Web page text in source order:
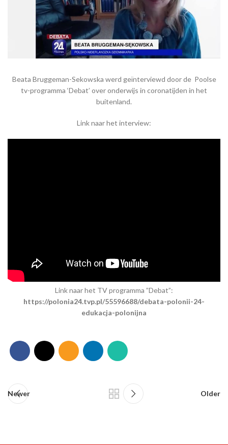
Beata Bruggeman-Sekowska werd geïnterviewd door de Poolse
tv-programma ‘Debat’ over onderwijs in coronatijden in het
buitenland.
Link naar het interview:
Link naar het TV programma ”Debat”:
https://polonia24.tvp.pl/55596688/debata-polonii-24-
edukacja-polonijna
Newer Older